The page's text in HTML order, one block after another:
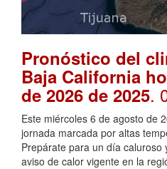
Pronóstico del
Baja California
de 2026 de 2025.
Este miércoles 6 de agosto de
jornada marcada por altas
Prepárate para un día caluroso
aviso de calor vigente en la